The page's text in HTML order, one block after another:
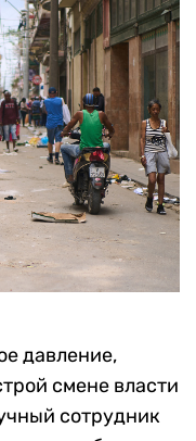
давление,
смене власти
сотрудник